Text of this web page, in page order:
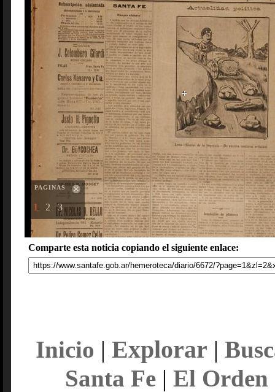
PAGINAS
1 2 3
Comparte esta noticia copiando el siguiente enlace:
Inicio | Explorar |
Santa Fe| El Orden